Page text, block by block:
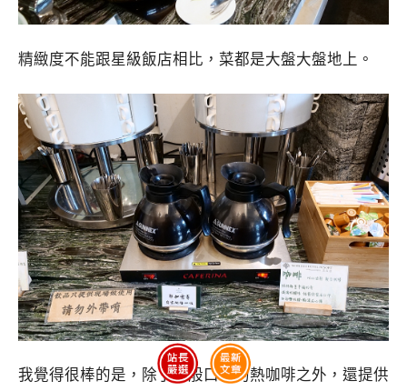
精緻度不能跟星級飯店相比，菜都是大盤大盤地上。
我覺得很棒的是，除了一般口味的熱咖啡之外，還提供